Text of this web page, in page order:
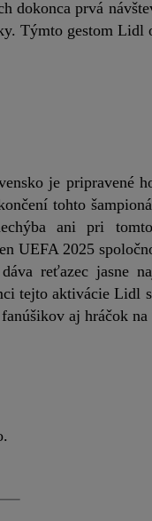
dokonca prvá
Týmto gestom
je
tohto
ani pri
UEFA 2025
reťazec jasne
tejto aktivácie Lidl
aj hráčok